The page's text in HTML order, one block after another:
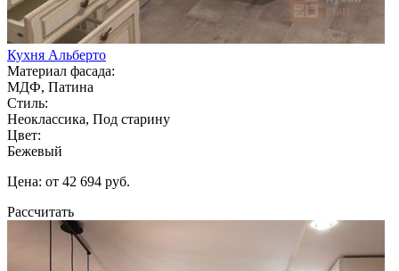
Кухня Альберто
Материал фасада:
МДФ, Патина
Стиль:
Неоклассика, Под старину
Цвет:
Бежевый
Цена: от 42 694 руб.
Рассчитать